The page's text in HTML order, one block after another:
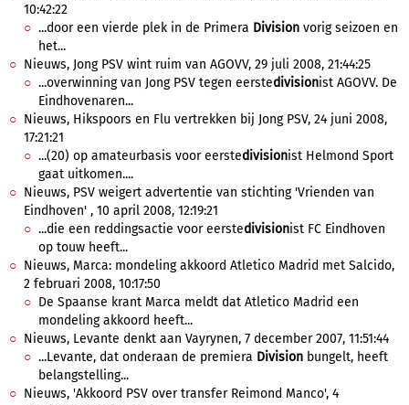
10:42:22
...door een vierde plek in de Primera Division vorig seizoen en
het...
Nieuws, Jong PSV wint ruim van AGOVV, 29 juli 2008, 21:44:25
...overwinning van Jong PSV tegen eerstedivisionist AGOVV. De
Eindhovenaren...
Nieuws, Hikspoors en Flu vertrekken bij Jong PSV, 24 juni 2008,
17:21:21
...(20) op amateurbasis voor eerstedivisionist Helmond Sport
gaat uitkomen....
Nieuws, PSV weigert advertentie van stichting 'Vrienden van
Eindhoven' , 10 april 2008, 12:19:21
...die een reddingsactie voor eerstedivisionist FC Eindhoven
op touw heeft...
Nieuws, Marca: mondeling akkoord Atletico Madrid met Salcido,
2 februari 2008, 10:17:50
De Spaanse krant Marca meldt dat Atletico Madrid een
mondeling akkoord heeft...
Nieuws, Levante denkt aan Vayrynen, 7 december 2007, 11:51:44
...Levante, dat onderaan de premiera Division bungelt, heeft
belangstelling...
Nieuws, 'Akkoord PSV over transfer Reimond Manco', 4